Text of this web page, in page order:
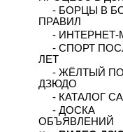
- БОРЦЫ В
ПРАВИЛ
- ИНТЕРНЕТ-
- СПОРТ
ЛЕТ
- ЖЁЛТЫЙ
ДЗЮДО
- КАТАЛОГ
- ДОСКА
ОБЪЯВЛЕНИЙ